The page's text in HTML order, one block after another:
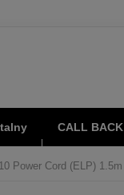
CALL
Power Cord (ELP)